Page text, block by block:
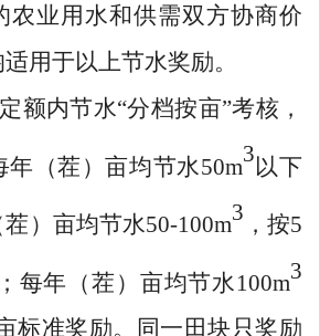
农业用水和供需双方协商价
用于以上节水奖励。
定额内节水“分档按亩”考核，
年 （茬）亩均节水50m3以下
茬） 亩均节水50-100m3 ，按5
每年 （茬） 亩均节水100m3
标准奖励。同一田块只奖励